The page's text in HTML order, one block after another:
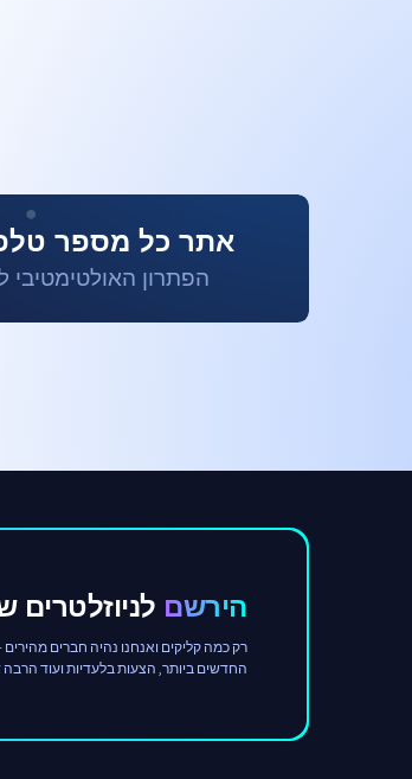
אתר כל מספר
הפתרון
הירשם לניוזלטרים
רק כמה קליקים ואנחנו נהיה חברים
החדשים ביותר, הצעות בלעדיות ועוד הרבה